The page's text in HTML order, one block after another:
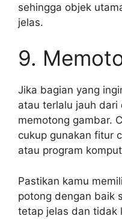
sehingga objek
jelas.
9.
Jika bagian yang
atau terlalu jauh dari
memotong gambar.
cukup gunakan fitur
atau program
Pastikan kamu
potong dengan baik
tetap jelas dan tidak